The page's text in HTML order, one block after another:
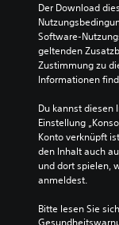
Der Download
Software-
geltenden
Zustimmung zu
Informationen
Du kannst diesen
Einstellung
Konto verknüpft
den Inhalt auch
und dort spielen,
anmeldest.
Bitte lesen Sie